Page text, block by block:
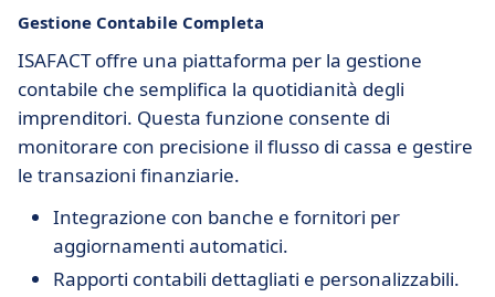
Gestione Contabile Completa
ISAFACT offre una piattaforma per la gestione
contabile che semplifica la quotidianità degli
imprenditori. Questa funzione consente di
monitorare con precisione il flusso di cassa e gestire
le transazioni finanziarie.
Integrazione con banche e fornitori per
aggiornamenti automatici.
Rapporti contabili dettagliati e personalizzabili.